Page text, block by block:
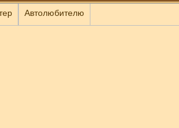
Автолюбителю